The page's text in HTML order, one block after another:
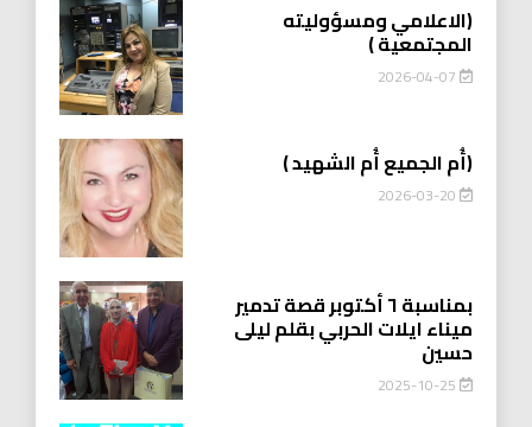
(الاعلامي ومسؤوليته
المجتمعية )
2026-04-07
(أُم الجميع أُم الشهيد )
2026-03-20
بمناسبة ٦ أكتوبر قصة تدمير
ميناء ايلات الحربي بقلم ليلى
حسين
2025-10-25